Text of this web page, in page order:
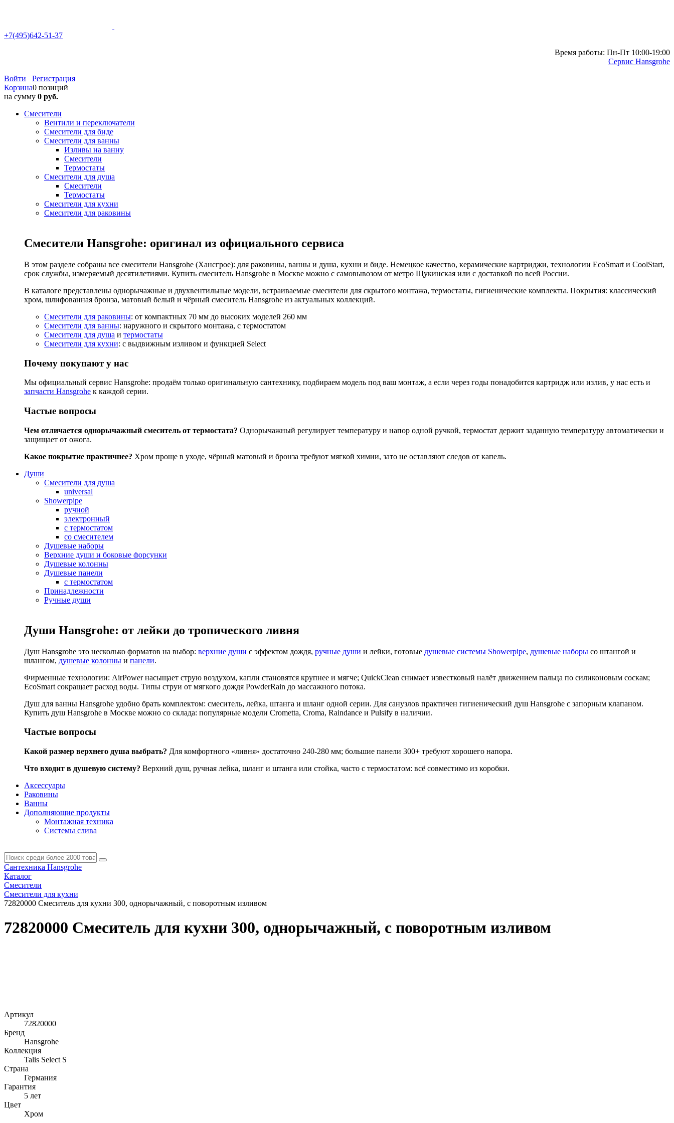
+7(495)642-51-37
Время работы: Пн-Пт 10:00-19:00
Сервис Hansgrohe
Войти
Регистрация
Корзина0 позиций
на сумму 0 руб.
Смесители
Вентили и переключатели
Смесители для биде
Смесители для ванны
Изливы на ванну
Смесители
Термостаты
Смесители для душа
Смесители
Термостаты
Смесители для кухни
Смесители для раковины
Смесители Hansgrohe: оригинал из официального сервиса
В этом разделе собраны все смесители Hansgrohe (Хансгрое): для раковины, ванны и душа, кухни и биде. Немецкое качество, керамические картриджи, технологии EcoSmart и CoolStart,
срок службы, измеряемый десятилетиями. Купить смеситель Hansgrohe в Москве можно с самовывозом от метро Щукинская или с доставкой по всей России.
В каталоге представлены однорычажные и двухвентильные модели, встраиваемые смесители для скрытого монтажа, термостаты, гигиенические комплекты. Покрытия: классический
хром, шлифованная бронза, матовый белый и чёрный смеситель Hansgrohe из актуальных коллекций.
Смесители для раковины: от компактных 70 мм до высоких моделей 260 мм
Смесители для ванны: наружного и скрытого монтажа, с термостатом
Смесители для душа и термостаты
Смесители для кухни: с выдвижным изливом и функцией Select
Почему покупают у нас
Мы официальный сервис Hansgrohe: продаём только оригинальную сантехнику, подбираем модель под ваш монтаж, а если через годы понадобится картридж или излив, у нас есть и
запчасти Hansgrohe к каждой серии.
Частые вопросы
Чем отличается однорычажный смеситель от термостата? Однорычажный регулирует температуру и напор одной ручкой, термостат держит заданную температуру автоматически и
защищает от ожога.
Какое покрытие практичнее? Хром проще в уходе, чёрный матовый и бронза требуют мягкой химии, зато не оставляют следов от капель.
Души
Смесители для душа
universal
Showerpipe
ручной
электронный
с термостатом
со смесителем
Душевые наборы
Верхние души и боковые форсунки
Душевые колонны
Душевые панели
с термостатом
Принадлежности
Ручные души
Души Hansgrohe: от лейки до тропического ливня
Душ Hansgrohe это несколько форматов на выбор: верхние души с эффектом дождя, ручные души и лейки, готовые душевые системы Showerpipe, душевые наборы со штангой и
шлангом, душевые колонны и панели.
Фирменные технологии: AirPower насыщает струю воздухом, капли становятся крупнее и мягче; QuickClean снимает известковый налёт движением пальца по силиконовым соскам;
EcoSmart сокращает расход воды. Типы струи от мягкого дождя PowderRain до массажного потока.
Душ для ванны Hansgrohe удобно брать комплектом: смеситель, лейка, штанга и шланг одной серии. Для санузлов практичен гигиенический душ Hansgrohe с запорным клапаном.
Купить душ Hansgrohe в Москве можно со склада: популярные модели Crometta, Croma, Raindance и Pulsify в наличии.
Частые вопросы
Какой размер верхнего душа выбрать? Для комфортного «ливня» достаточно 240-280 мм; большие панели 300+ требуют хорошего напора.
Что входит в душевую систему? Верхний душ, ручная лейка, шланг и штанга или стойка, часто с термостатом: всё совместимо из коробки.
Аксессуары
Раковины
Ванны
Дополняющие продукты
Монтажная техника
Системы слива
Сантехника Hansgrohe
Каталог
Смесители
Смесители для кухни
72820000 Смеситель для кухни 300, однорычажный, с поворотным изливом
72820000 Смеситель для кухни 300, однорычажный, с поворотным изливом
Артикул
72820000
Бренд
Hansgrohe
Коллекция
Talis Select S
Страна
Германия
Гарантия
5 лет
Цвет
Хром